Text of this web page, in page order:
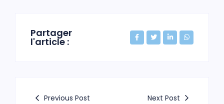
Partager
l'article :
Previous Post Next Post